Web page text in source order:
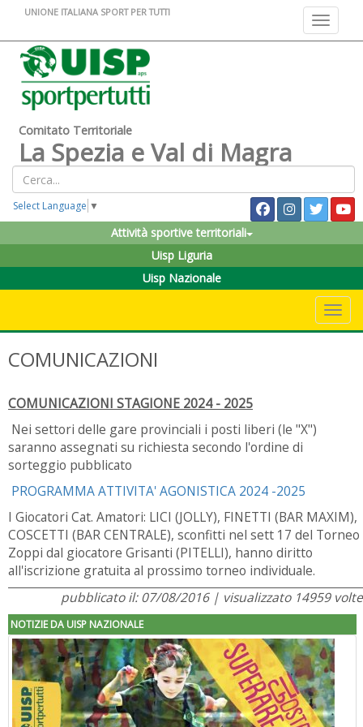
Toggle
UNIONE ITALIANA SPORT PER TUTTI
Comitato Territoriale
La Spezia e Val di Magra
Select Language ▼
Attività sportive territoriali
Uisp Liguria
Uisp Nazionale
COMUNICAZIONI
COMUNICAZIONI STAGIONE 2024 - 2025
Nei settori delle gare provinciali i posti liberi (le "X")
saranno assegnati su richiesta secondo l'ordine di
sorteggio pubblicato
PROGRAMMA ATTIVITA' AGONISTICA 2024 -2025
I Giocatori Cat. Amatori: LICI (JOLLY), FINETTI (BAR MAXIM),
COSCETTI (BAR CENTRALE), sconfitti nel sett 17 del Torneo
Zoppi dal giocatore Grisanti (PITELLI), hanno diritto
all'iscrizione gratuita al prossimo torneo individuale.
pubblicato il: 07/08/2016 | visualizzato 14959 volte
NOTIZIE DA UISP NAZIONALE